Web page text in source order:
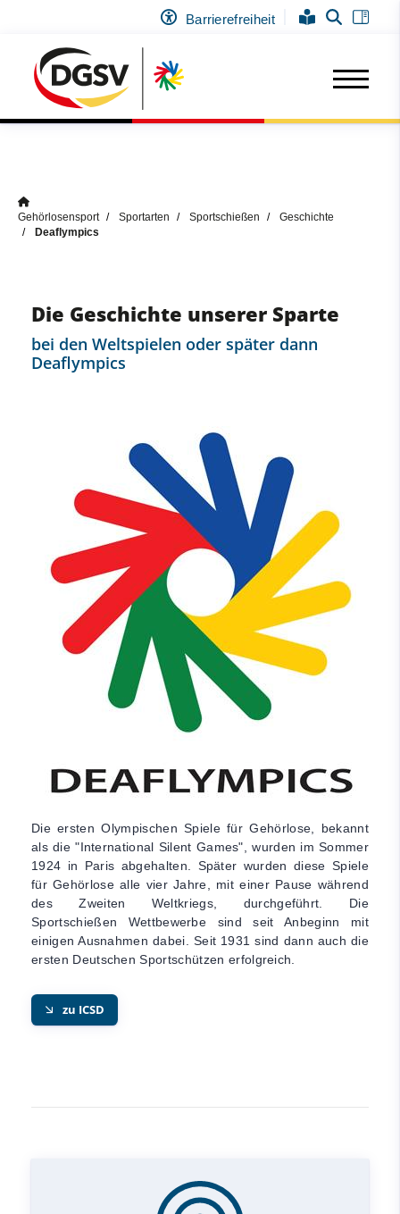
Barrierefreiheit
Gehörlosensport Sportarten Sportschießen
Geschichte
Deaflympics
Die Geschichte unserer Sparte
bei den Weltspielen oder später dann
Deaflympics
Die ersten Olympischen Spiele für Gehörlose, bekannt
als die "International Silent Games", wurden im Sommer
1924 in Paris abgehalten. Später wurden diese Spiele
für Gehörlose alle vier Jahre, mit einer Pause während
des Zweiten Weltkriegs, durchgeführt. Die
Sportschießen Wettbewerbe sind seit Anbeginn mit
einigen Ausnahmen dabei. Seit 1931 sind dann auch die
ersten Deutschen Sportschützen erfolgreich.
zu ICSD